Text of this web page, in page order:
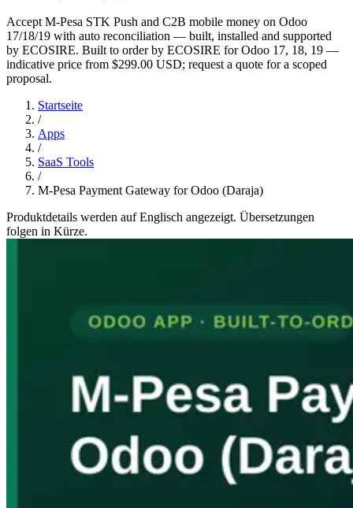
Accept M-Pesa STK Push and C2B mobile money on Odoo
17/18/19 with auto reconciliation — built, installed and supported
by ECOSIRE. Built to order by ECOSIRE for Odoo 17, 18, 19 —
indicative price from $299.00 USD; request a quote for a scoped
proposal.
Startseite
/
Apps
/
SaaS Tools
/
M-Pesa Payment Gateway for Odoo (Daraja)
Produktdetails werden auf Englisch angezeigt. Übersetzungen
folgen in Kürze.